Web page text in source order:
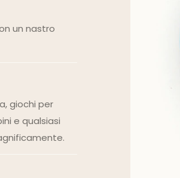
un nastro
giochi per
e qualsiasi